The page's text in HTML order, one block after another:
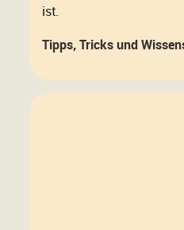
ist.
Tipps, Tricks und